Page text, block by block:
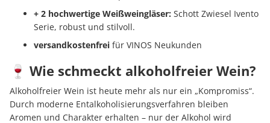
+ 2 hochwertige Weißweingläser: Schott Zwiesel Ivento
Serie, robust und stilvoll.
versandkostenfrei für VINOS Neukunden
🍷 Wie schmeckt alkoholfreier Wein?
Alkoholfreier Wein ist heute mehr als nur ein „Kompromiss“.
Durch moderne Entalkoholisierungsverfahren bleiben
Aromen und Charakter erhalten – nur der Alkohol wird